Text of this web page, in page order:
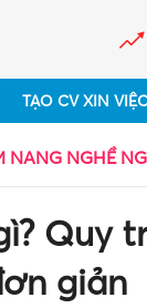
TẠO CV XIN VIỆC
NANG NGHỀ
Quy
giản